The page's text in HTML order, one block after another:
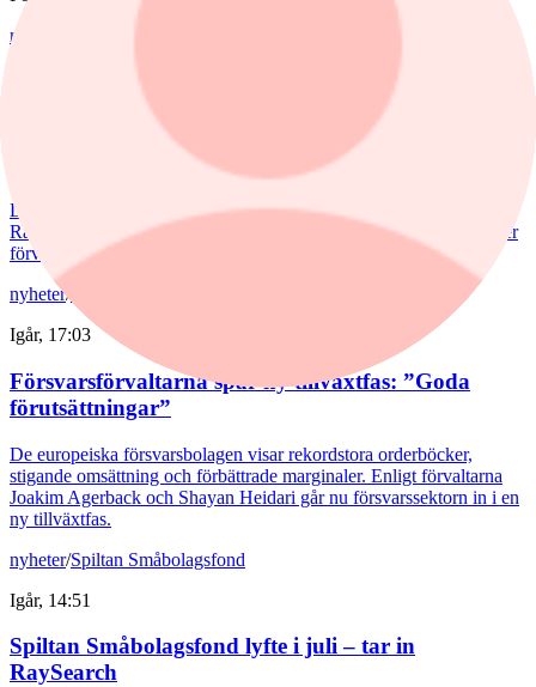
nyheter
Förvaltaren efter Troax rusning:
"Fortsatt stor potential"
Lancelot Sverige steg 8,6% i juli, mot 2,2% för jämförelseindex.
Rapportvinnarna Mips och Troax bidrog till uppgången. I Troax ser
förvaltaren Erik Bertilsson fortsatt stor potential.
nyheter/
Igår, 17:03
Försvarsförvaltarna spår ny tillväxtfas: ”Goda
förutsättningar”
De europeiska försvarsbolagen visar rekordstora orderböcker,
stigande omsättning och förbättrade marginaler. Enligt förvaltarna
Joakim Agerback och Shayan Heidari går nu försvarssektorn in i en
ny tillväxtfas.
nyheter/Spiltan Småbolagsfond
Igår, 14:51
Spiltan Småbolagsfond lyfte i juli – tar in
RaySearch